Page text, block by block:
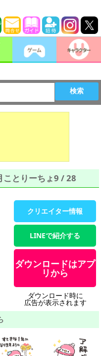
検索
とりーちょ9 / 28
クリエイター情報
LINEで紹介する
ダウンロードはアプ
リから
ダウンロード時に
広告が表示されます